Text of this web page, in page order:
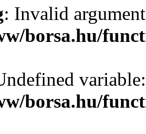
: Invalid
borsa.hu/
borsa.hu/